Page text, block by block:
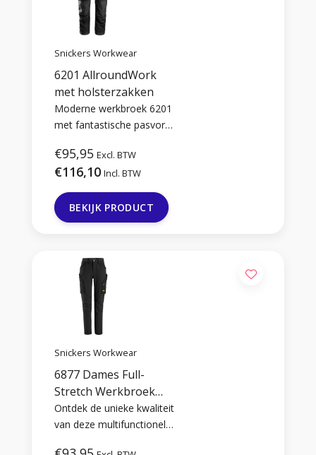
Snickers Workwear
6201 AllroundWork
met holsterzakken
Moderne werkbroek 6201
met fantastische pasvorm
combineert met
functionaliteit. Leverbaar
in 4 kleuren.
€95,95 Excl. BTW
€116,10 Incl. BTW
BEKIJK PRODUCT
Snickers Workwear
6877 Dames Full-
Stretch Werkbroek
zonder Kniezakken
Ontdek de unieke kwaliteit
van deze multifunctionele